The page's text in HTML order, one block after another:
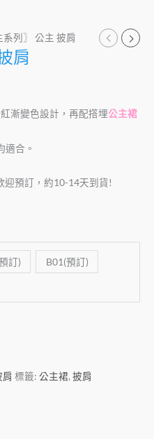
系列〗 公主 披肩
肩
漸變色設計，再配撘埋公主裙
適合。
迎預訂，約10-14天到貨!
訂) B01(預訂)
肩 標籤: 公主裙, 披肩